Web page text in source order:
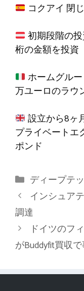
コクアイ 閉
初期段階の投
桁の金額を投資
ホームグル
万ユーロのラウ
設立から8ヶ
プライベートエ
ポンド
カ
テ
ゴ
リ
ー
ディープテ
インシュア
調達
ドイツのフ
がBuddyfit買収